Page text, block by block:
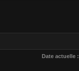
Date actuelle :